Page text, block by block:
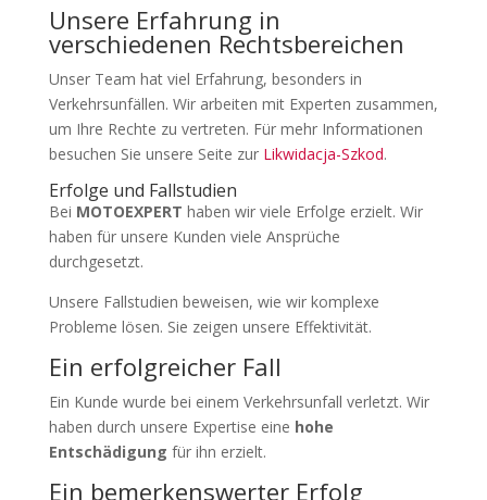
Unsere Erfahrung in
verschiedenen Rechtsbereichen
Unser Team hat viel Erfahrung, besonders in
Verkehrsunfällen. Wir arbeiten mit Experten zusammen,
um Ihre Rechte zu vertreten. Für mehr Informationen
besuchen Sie unsere Seite zur Likwidacja-Szkod.
Erfolge und Fallstudien
Bei MOTOEXPERT haben wir viele Erfolge erzielt. Wir
haben für unsere Kunden viele Ansprüche
durchgesetzt.
Unsere Fallstudien beweisen, wie wir komplexe
Probleme lösen. Sie zeigen unsere Effektivität.
Ein erfolgreicher Fall
Ein Kunde wurde bei einem Verkehrsunfall verletzt. Wir
haben durch unsere Expertise eine hohe
Entschädigung für ihn erzielt.
Ein bemerkenswerter Erfolg